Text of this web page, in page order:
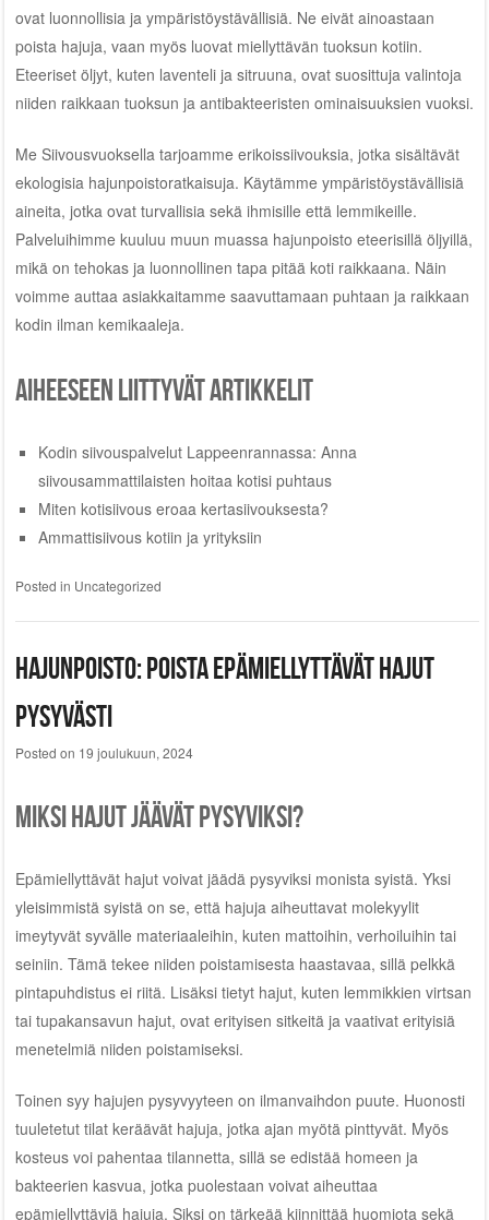
ovat luonnollisia ja ympäristöystävällisiä. Ne eivät ainoastaan
poista hajuja, vaan myös luovat miellyttävän tuoksun kotiin.
Eteeriset öljyt, kuten laventeli ja sitruuna, ovat suosittuja valintoja
niiden raikkaan tuoksun ja antibakteeristen ominaisuuksien vuoksi.
Me Siivousvuoksella tarjoamme erikoissiivouksia, jotka sisältävät
ekologisia hajunpoistoratkaisuja. Käytämme ympäristöystävällisiä
aineita, jotka ovat turvallisia sekä ihmisille että lemmikeille.
Palveluihimme kuuluu muun muassa hajunpoisto eteerisillä öljyillä,
mikä on tehokas ja luonnollinen tapa pitää koti raikkaana. Näin
voimme auttaa asiakkaitamme saavuttamaan puhtaan ja raikkaan
kodin ilman kemikaaleja.
Aiheeseen liittyvät artikkelit
Kodin siivouspalvelut Lappeenrannassa: Anna
siivousammattilaisten hoitaa kotisi puhtaus
Miten kotisiivous eroaa kertasiivouksesta?
Ammattisiivous kotiin ja yrityksiin
Posted in Uncategorized
Hajunpoisto: poista epämiellyttävät hajut
pysyvästi
Posted on 19 joulukuun, 2024
Miksi hajut jäävät pysyviksi?
Epämiellyttävät hajut voivat jäädä pysyviksi monista syistä. Yksi
yleisimmistä syistä on se, että hajuja aiheuttavat molekyylit
imeytyvät syvälle materiaaleihin, kuten mattoihin, verhoiluihin tai
seiniin. Tämä tekee niiden poistamisesta haastavaa, sillä pelkkä
pintapuhdistus ei riitä. Lisäksi tietyt hajut, kuten lemmikkien virtsan
tai tupakansavun hajut, ovat erityisen sitkeitä ja vaativat erityisiä
menetelmiä niiden poistamiseksi.
Toinen syy hajujen pysyvyyteen on ilmanvaihdon puute. Huonosti
tuuletetut tilat keräävät hajuja, jotka ajan myötä pinttyvät. Myös
kosteus voi pahentaa tilannetta, sillä se edistää homeen ja
bakteerien kasvua, jotka puolestaan voivat aiheuttaa
epämiellyttäviä hajuja. Siksi on tärkeää kiinnittää huomiota sekä